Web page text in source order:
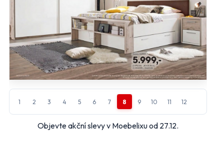
1 2 3 4 5 6 7 8 9 10 11 12
Objevte akční slevy v Moebelixu od 27.12.
Norma
Penny Market Tesco
Další obchody podle kategorií
Bydlení, zahrada
Drogerie, kosmetika
Elektro
Nábytek
Oblečení
Obuv
Lékárny